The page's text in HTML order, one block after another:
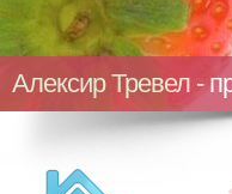
Алексир Тревел -